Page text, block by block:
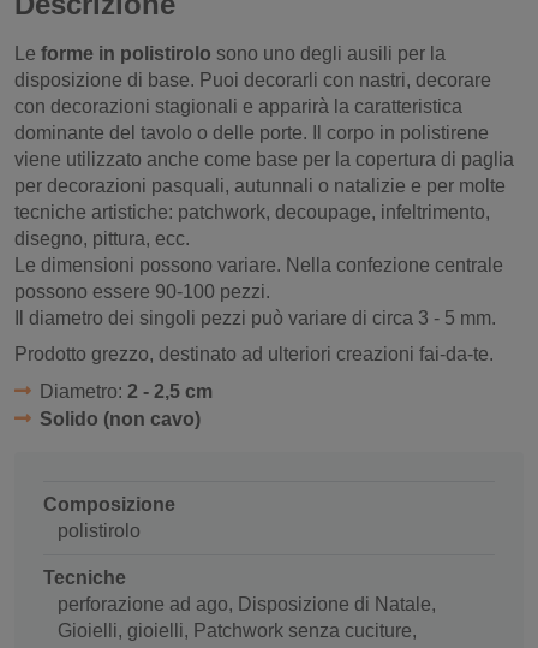
Le forme in polistirolo sono uno degli ausili per la
disposizione di base. Puoi decorarli con nastri, decorare
con decorazioni stagionali e apparirà la caratteristica
dominante del tavolo o delle porte. Il corpo in polistirene
viene utilizzato anche come base per la copertura di paglia
per decorazioni pasquali, autunnali o natalizie e per molte
tecniche artistiche: patchwork, decoupage, infeltrimento,
disegno, pittura, ecc.
Le dimensioni possono variare. Nella confezione centrale
possono essere 90-100 pezzi.
Il diametro dei singoli pezzi può variare di circa 3 - 5 mm.
Prodotto grezzo, destinato ad ulteriori creazioni fai-da-te.
Diametro: 2 - 2,5 cm
Solido (non cavo)
Composizione
polistirolo
Tecniche
perforazione ad ago, Disposizione di Natale,
Gioielli, gioielli, Patchwork senza cuciture,